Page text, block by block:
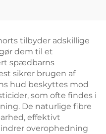
tilbyder adskillige
dem til et
spædbarns
sikrer brugen af
hud beskyttes mod
som ofte findes i
De naturlige fibre
effektivt
overophedning